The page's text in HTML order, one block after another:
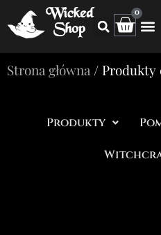
Wicked
Shop
0
Strona główna / Produkty
Produkty